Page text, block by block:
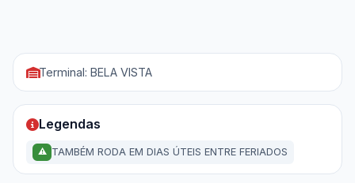
Terminal: BELA VISTA
Legendas
⚠ TAMBÉM RODA EM DIAS ÚTEIS ENTRE FERIADOS